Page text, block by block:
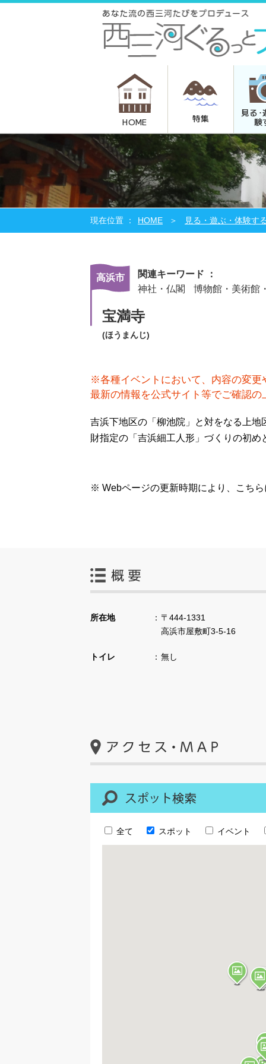
HOME 特集
見る･
験
HOME 見る・遊ぶ・体験す
高浜市
関連キーワード ：
神社・仏閣
博物館・美術館
宝満寺
(ほうまんじ)
※各種イベントにおいて、内容の変更
最新の情報を公式サイト等でご確認
吉浜下地区の「柳池院」と対をなる上
財指定の「吉浜細工人形」づくりの初め
※ Webページの更新時期により、こち
所在地
〒444-1331
高浜市屋敷町3-5-16
トイレ 無し
全て スポット イベント